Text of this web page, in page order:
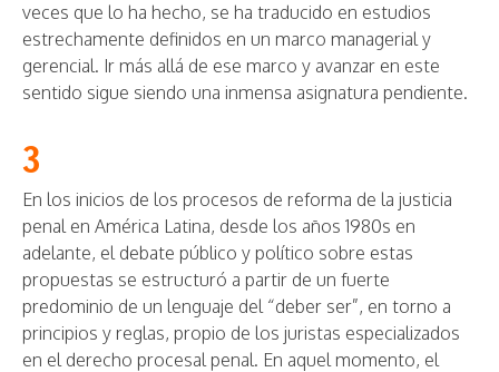
veces que lo ha hecho, se ha traducido en estudios
estrechamente definidos en un marco managerial y
gerencial. Ir más allá de ese marco y avanzar en este
sentido sigue siendo una inmensa asignatura pendiente.
3
En los inicios de los procesos de reforma de la justicia
penal en América Latina, desde los años 1980s en
adelante, el debate público y político sobre estas
propuestas se estructuró a partir de un fuerte
predominio de un lenguaje del “deber ser”, en torno a
principios y reglas, propio de los juristas especializados
en el derecho procesal penal. En aquel momento, el